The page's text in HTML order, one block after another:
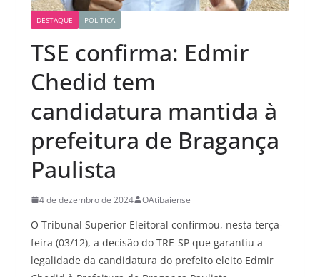
DESTAQUE POLÍTICA
TSE confirma: Edmir
Chedid tem
candidatura mantida à
prefeitura de Bragança
Paulista
4 de dezembro de 2024 OAtibaiense
O Tribunal Superior Eleitoral confirmou, nesta terça-
feira (03/12), a decisão do TRE-SP que garantiu a
legalidade da candidatura do prefeito eleito Edmir